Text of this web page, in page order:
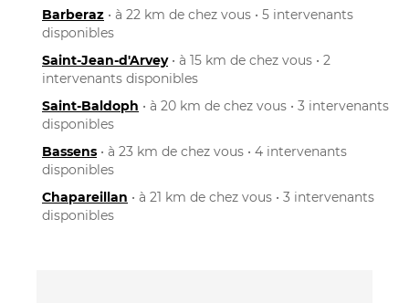
Barberaz • à 22 km de chez vous • 5 intervenants
disponibles
Saint-Jean-d'Arvey• à 15 km de chez vous • 2
intervenants disponibles
Saint-Baldoph • à 20 km de chez vous • 3 intervenants
disponibles
Bassens • à 23 km de chez vous • 4 intervenants
disponibles
Chapareillan • à 21 km de chez vous • 3 intervenants
disponibles